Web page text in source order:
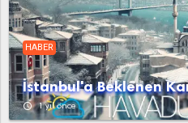
Atalar Atatürk
Atatürk Avcılar
Aydinli Bağcılar
HABER
İstanbul'a Beklenen
access_time 1 yıl önce